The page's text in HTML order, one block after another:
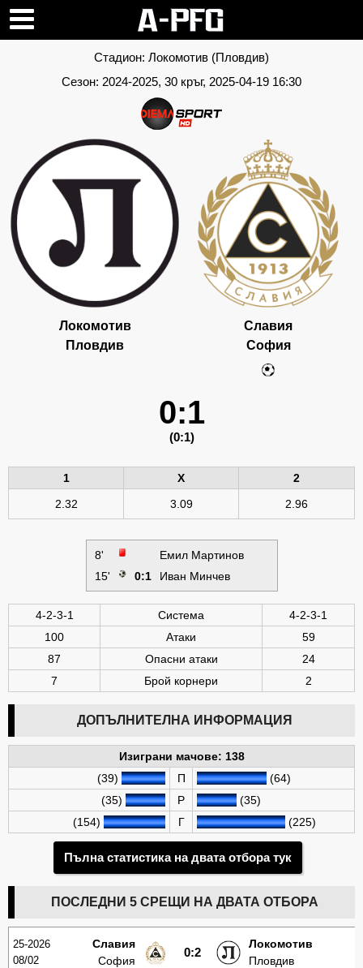
Стадион: Локомотив (Пловдив)
Сезон: 2024-2025, 30 кръг, 2025-04-19 16:30
Локомотив
Пловдив
Славия
София
0:1
(0:1)
1 X
2
2.32
3.09 2.96
8'
Емил Мартинов
15'
0:1 Иван Минчев
4-2-3-1 Система
4-2-3-1
100
Атаки
59
87
Опасни атаки
24
7
Брой корнери 2
ДОПЪЛНИТЕЛНА ИНФОРМАЦИЯ
Изиграни мачове: 138
(39)
П
(64)
(35)
Р
(35)
(154)
Г (225)
Пълна статистика на двата отбора тук
ПОСЛЕДНИ 5 СРЕЩИ НА ДВАТА ОТБОРА
25-2026
08/02
Славия
София
0:2
Локомотив
Пловдив